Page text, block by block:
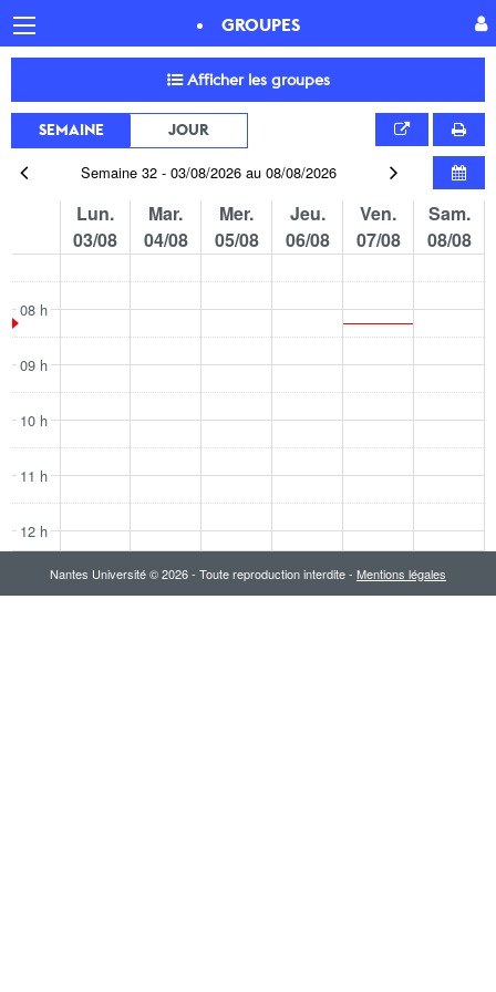
GROUPES
Afficher les groupes
SEMAINE JOUR
Semaine 32 - 03/08/2026 au 08/08/2026
lun.
03/08
mar.
04/08
mer.
05/08
jeu.
06/08
ven.
07/08
sam.
08/08
08 h
09 h
10 h
11 h
12 h
Nantes Université © 2026 - Toute reproduction interdite - Mentions légales